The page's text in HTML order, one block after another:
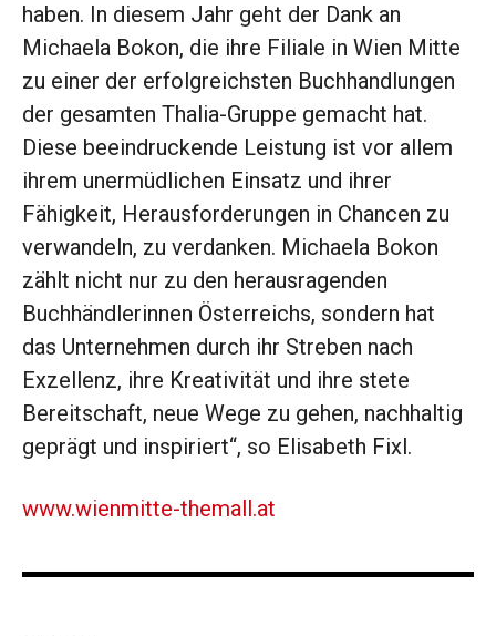
haben. In diesem Jahr geht der Dank an
Michaela Bokon, die ihre Filiale in Wien Mitte
zu einer der erfolgreichsten Buchhandlungen
der gesamten Thalia-Gruppe gemacht hat.
Diese beeindruckende Leistung ist vor allem
ihrem unermüdlichen Einsatz und ihrer
Fähigkeit, Herausforderungen in Chancen zu
verwandeln, zu verdanken. Michaela Bokon
zählt nicht nur zu den herausragenden
Buchhändlerinnen Österreichs, sondern hat
das Unternehmen durch ihr Streben nach
Exzellenz, ihre Kreativität und ihre stete
Bereitschaft, neue Wege zu gehen, nachhaltig
geprägt und inspiriert“, so Elisabeth Fixl.
www.wienmitte-themall.at